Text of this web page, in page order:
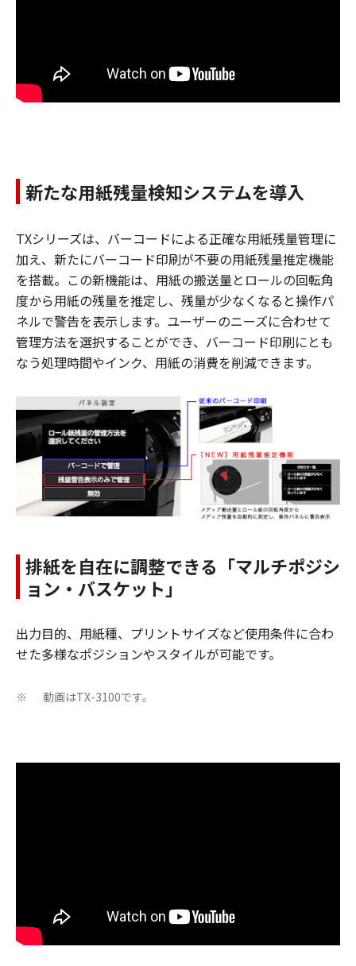
新たな用紙残量検知システムを導入
TXシリーズは、バーコードによる正確な用紙残量管理に
加え、新たにバーコード印刷が不要の用紙残量推定機能
を搭載。この新機能は、用紙の搬送量とロールの回転角
度から用紙の残量を推定し、残量が少なくなると操作パ
ネルで警告を表示します。ユーザーのニーズに合わせて
管理方法を選択することができ、バーコード印刷にとも
なう処理時間やインク、用紙の消費を削減できます。
排紙を自在に調整できる「マルチポジシ
ョン・バスケット」
出力目的、用紙種、プリントサイズなど使用条件に合わ
せた多様なポジションやスタイルが可能です。
※ 動画はTX-3100です。